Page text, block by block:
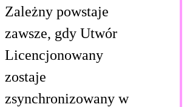
Zależny powstaje
zawsze, gdy Utwór
Licencjonowany
zostaje
zsynchronizowany w